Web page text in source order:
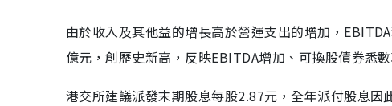
由於收入及其他益的增長高於營運支出的增加，
億元，創歷史新高，反映EBITDA增加、可換股債券悉
港交所建議派發末期股息每股2.87元，全年派付股息因